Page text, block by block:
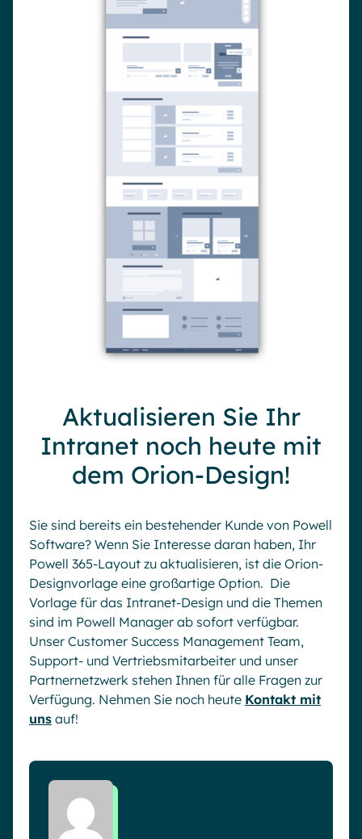
Aktualisieren Sie Ihr
Intranet noch heute mit
dem Orion-Design!
Sie sind bereits ein bestehender Kunde von Powell
Software? Wenn Sie Interesse daran haben, Ihr
Powell 365-Layout zu aktualisieren, ist die Orion-
Designvorlage eine großartige Option. Die
Vorlage für das Intranet-Design und die Themen
sind im Powell Manager ab sofort verfügbar.
Unser Customer Success Management Team,
Support- und Vertriebsmitarbeiter und unser
Partnernetzwerk stehen Ihnen für alle Fragen zur
Verfügung. Nehmen Sie noch heute Kontakt mit
uns auf!